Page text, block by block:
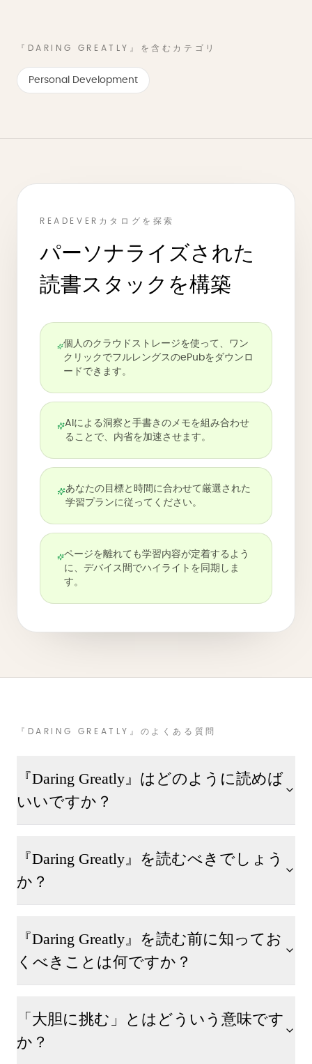
『DARING GREATLY』を含むカテゴリ
Personal Development
READEVERカタログを探索
パーソナライズされた
読書スタックを構築
個人のクラウドストレージを使って、ワン
クリックでフルレングスのePubをダウンロ
ードできます。
AIによる洞察と手書きのメモを組み合わせ
ることで、内省を加速させます。
あなたの目標と時間に合わせて厳選された
学習プランに従ってください。
ページを離れても学習内容が定着するよう
に、デバイス間でハイライトを同期しま
す。
『DARING GREATLY』のよくある質問
『Daring Greatly』はどのように読めば
いいですか？
『Daring Greatly』を読むべきでしょう
か？
『Daring Greatly』を読む前に知ってお
くべきことは何ですか？
「大胆に挑む」とはどういう意味です
か？